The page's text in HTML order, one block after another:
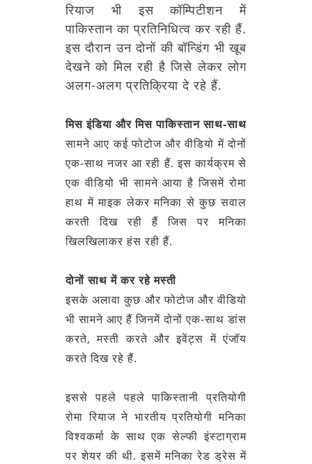
रियाज भी इस कॉम्पिटीशन में
पाकिस्तान का प्रतिनिधित्व कर रही हैं.
इस दौरान उन दोनों की बॉन्डिंग भी खूब
देखने को मिल रही है जिसे लेकर लोग
अलग-अलग प्रतिक्रिया दे रहे हैं.
मिस इंडिया और मिस पाकिस्तान साथ-साथ
सामने आए कई फोटोज और वीडियो में दोनों
एक-साथ नजर आ रही हैं. इस कार्यक्रम से
एक वीडियो भी सामने आया है जिसमें रोमा
हाथ में माइक लेकर मनिका से कुछ सवाल
करती दिख रही हैं जिस पर मनिका
खिलखिलाकर हंस रही हैं.
दोनों साथ में कर रहे मस्ती
इसके अलावा कुछ और फोटोज और वीडियो
भी सामने आए हैं जिनमें दोनों एक-साथ डांस
करते, मस्ती करते और इवेंट्स में एंजॉय
करते दिख रहे हैं.
इससे पहले पहले पाकिस्तानी प्रतियोगी
रोमा रियाज ने भारतीय प्रतियोगी मनिका
विश्वकर्मा के साथ एक सेल्फी इंस्टाग्राम
पर शेयर की थी. इसमें मनिका रेड ड्रेस में